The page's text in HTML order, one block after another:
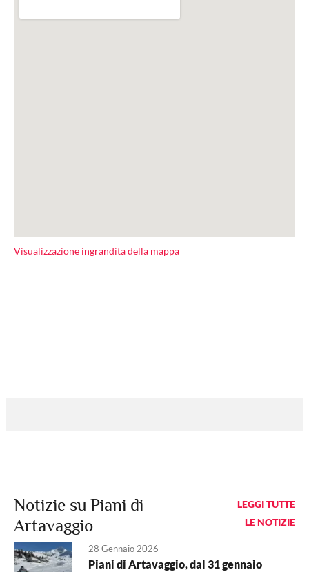
Visualizzazione ingrandita della mappa
Notizie su Piani di
Artavaggio
LEGGI TUTTE
LE NOTIZIE
28 Gennaio 2026
Piani di Artavaggio, dal 31 gennaio